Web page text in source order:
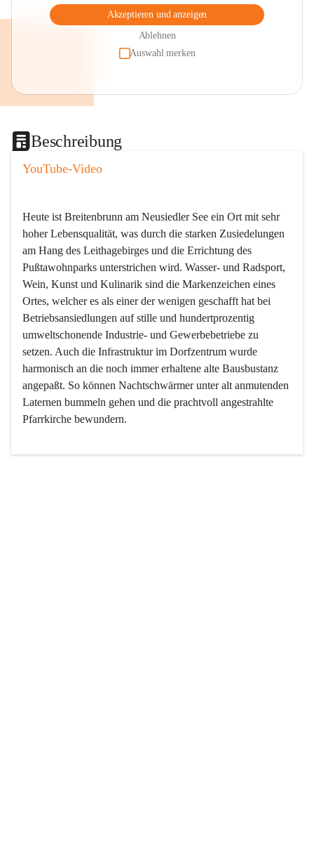
Akzeptieren und anzeigen
Ablehnen
Auswahl merken
Beschreibung
YouTube-Video
Heute ist Breitenbrunn am Neusiedler See ein Ort mit sehr
hoher Lebensqualität, was durch die starken Zusiedelungen
am Hang des Leithagebirges und die Errichtung des
Pußtawohnparks unterstrichen wird. Wasser- und Radsport,
Wein, Kunst und Kulinarik sind die Markenzeichen eines
Ortes, welcher es als einer der wenigen geschafft hat bei
Betriebsansiedlungen auf stille und hundertprozentig
umweltschonende Industrie- und Gewerbebetriebe zu
setzen. Auch die Infrastruktur im Dorfzentrum wurde
harmonisch an die noch immer erhaltene alte Bausbustanz
angepaßt. So können Nachtschwärmer unter alt anmutenden
Laternen bummeln gehen und die prachtvoll angestrahlte
Pfarrkirche bewundern.
Der Weinbau dominert heute nicht mehr, ist aber integrativer